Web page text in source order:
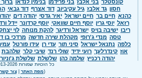
קונסטלר בני אלבז בני פרידמן בנימין לנדאו ברוך
חסון גד אלבז גיל עקיביוב דוד אצרף דוד גבאי
כהנא חיים בר חיים ישראל יאיר גדסי יהודה דים
רזאל יוסי גרין יוסף חיים שוואקי יוסף קרדונר יידל
ריבו ישיבה בויס ישראל ורדיגר להקת מנוחה לוי
טסה מנדי ג'רופי מקהלת שירה חדשה מרדכי בן
כלפה נתנאל ישראל סיני תור עדי רן עידו פורטל
אוז קינדרלעך רועי ידיד שולי רנד שיבי קלר שלהבת
יהודה רכניץ שלמה כהן שלשלת שלשלת ג'וניור
כל הזכויות שמורות 2013-2026 ©.
(מפת האתר |צור